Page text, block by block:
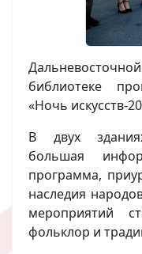
библиотеке
«Ночь искусств-
В двух
большая
программа,
наследия
мероприятий
фольклор и